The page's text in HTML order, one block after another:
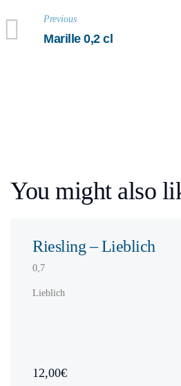
Previous
Marille 0,2 cl
You might also
Riesling – Lieblich
0,7
Lieblich
12,00€